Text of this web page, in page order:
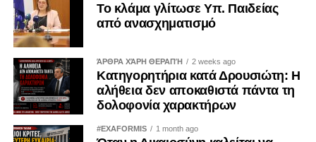
Το κλάμα γλίτωσε Υπ. Παιδείας
από ανασχηματισμό
ΆΡΘΡΑ ΧΆΡΗ ΘΕΡΑΠΉ 2 weeks ago
Κατηγορητήρια κατά Δρουσιώτη: Η
αλήθεια δεν αποκαθιστά πάντα τη
δολοφονία χαρακτήρων
#EXAFORMIS 1 month ago